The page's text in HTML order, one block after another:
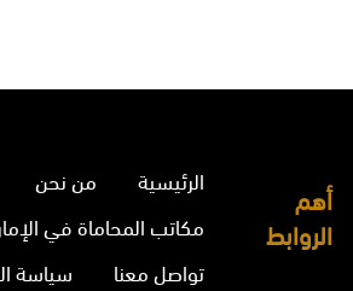
أهم
الروابط
الرئيسية من نحن
مكاتب المحاماة في
تواصل معنا
سياسة